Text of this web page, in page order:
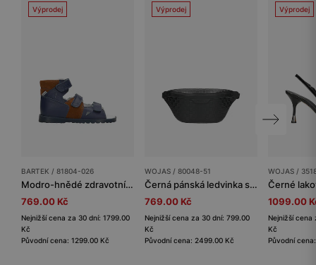
Výprodej
BARTEK / 81804-026
Modro-hnědé zdravotní pantofle BARTEK 81804-026
769.00 Kč
Nejnižší cena za 30 dní: 1799.00
Kč
Původní cena: 1299.00 Kč
Výprodej
WOJAS / 80048-51
Černá pánská ledvinka s logem
769.00 Kč
Nejnižší cena za 30 dní: 799.00
Kč
Původní cena: 2499.00 Kč
Výprodej
WOJAS /
1099.00
Nejnižší cena
Kč
Původní